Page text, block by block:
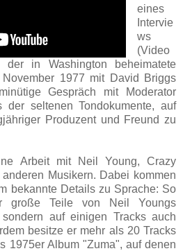
eines
Intervie
ws
(Video
der in Washing­ton behei­matete
1977 mit David Briggs
Gespräch mit Mode­rator
seltenen Ton­doku­mente, auf
Produzent und Freund zu
Arbeit mit Neil Young, Crazy
Musikern. Dabei kommen
bekannte Details zu Sprache: So
große Teile von Neil Youngs
sondern auf einigen Tracks auch
besitze er mehr als 20 Tracks
1975er Album "Zuma", auf denen